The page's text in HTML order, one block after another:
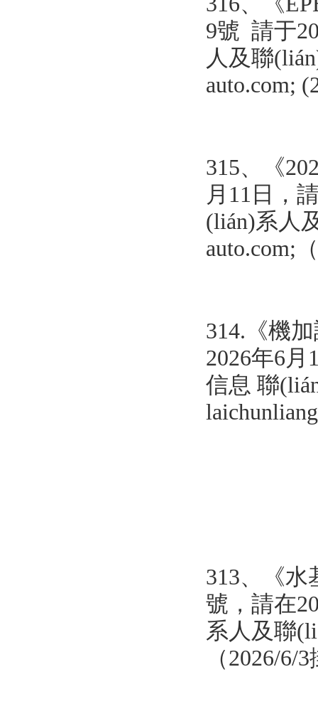
9號 請于
人及聯
auto.com;
315、《
月11日，
(lián)系人
auto.com;
314.《機
2026年6
信息 聯
313、 《水
號，請在
系人及聯
（2026/6/